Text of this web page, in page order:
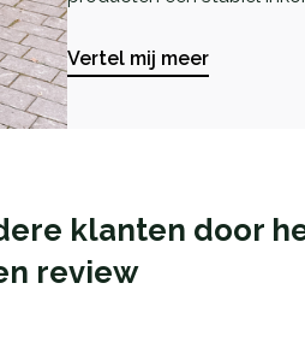
Vertel mij meer
klanten door
review